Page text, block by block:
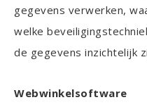
gegevens verwerken,
welke
de gegevens inzichtelijk
Webwinkelsoftware